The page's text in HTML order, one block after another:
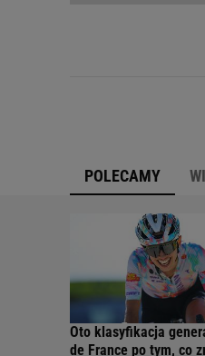
POLECAMY
Oto klasyfikacja
de France po tym, co